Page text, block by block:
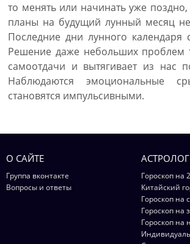
то менять или начинать уже поздно,
планы на будущий лунный месяц
Последние дни лунного календаря
Решение даже небольших проблем
самоотдачи и вытягивает из нас
Наблюдаются эмоциональные
становятся импульсивными.
О САЙТЕ
Группа вконтакте
Вопросы и ответы
Гороскоп на
Китайский
Гороскоп на
Гороскоп на
Гороскоп на